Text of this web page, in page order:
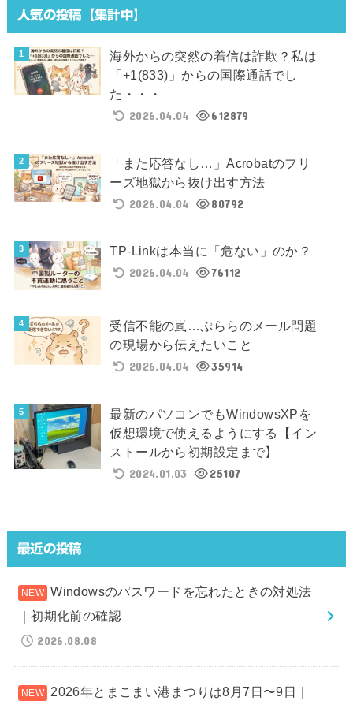
人気の投稿【集計中】
海外からの突然の着信は詐欺？私は
「+1(833)」からの国際通話でし
た・・・
2026.04.04
612879
「また応答なし…」Acrobatのフリ
ーズ地獄から抜け出す方法
2026.04.04
80792
TP-Linkは本当に「危ない」のか？
2026.04.04
76112
受信不能の嵐…ぷららのメール問題
の現場から伝えたいこと
2026.04.04
35914
最新のパソコンでもWindowsXPを
仮想環境で使えるようにする【イン
ストールから初期設定まで】
2024.01.03
25107
最近の投稿
Windowsのパスワードを忘れたときの対処法
｜初期化前の確認
2026.08.08
2026年とまこまい港まつりは8月7日〜9日｜